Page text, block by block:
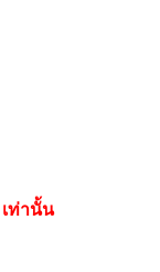
ท่านั้น